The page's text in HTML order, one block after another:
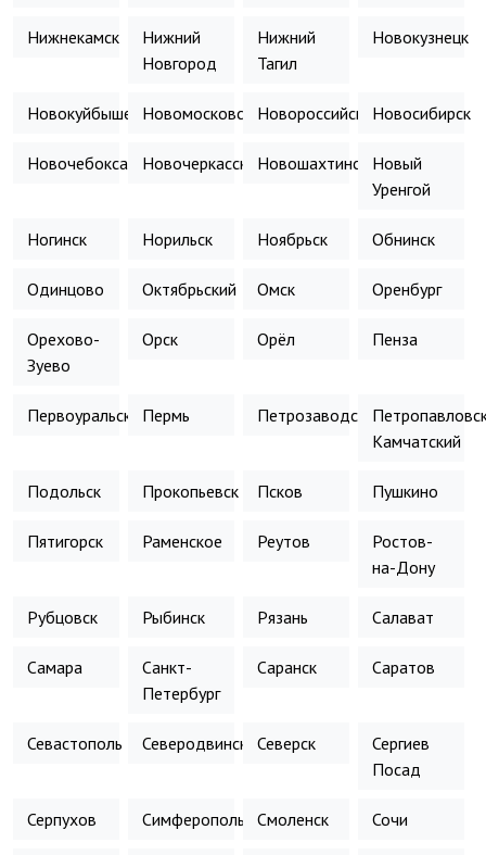
Нижнекамск
Нижний
Новгород
Нижний
Тагил
Новокузнецк
НовокуйбышевскНовомосковск Новороссийск Новосибирск
НовочебоксарскНовочеркасск Новошахтинск
Новый
Уренгой
Ногинск Норильск Ноябрьск Обнинск
Одинцово Октябрьский Омск Оренбург
Орехово-
Зуево
Орск Орёл Пенза
Первоуральск Пермь Петрозаводск
Камчатский
Подольск Прокопьевск Псков Пушкино
Пятигорск Раменское Реутов
Ростов-
на-Дону
Рубцовск Рыбинск Рязань Салават
Самара
Санкт-
Петербург
Саранск Саратов
Севастополь Северодвинск Северск
Сергиев
Посад
Серпухов Симферополь Смоленск Сочи